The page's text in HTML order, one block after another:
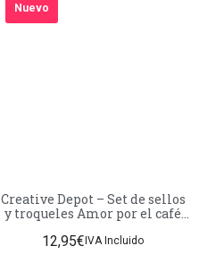
Nuevo
Creative Depot – Set de sellos
y troqueles Amor por el café
12,95€ IVA Incluido